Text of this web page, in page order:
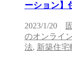
ーション】
2023/1/20
のオンライ
法, 新築住